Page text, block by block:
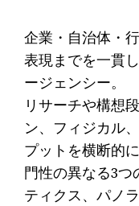
企業・自治体・
表現までを一貫
ージェンシー。
リサーチや構想
ン、フィジカル
プットを横断的
門性の異なる3
ティクス、パノ